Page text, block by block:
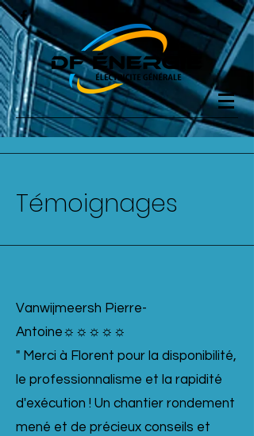
Témoignages
Vanwijmeersh Pierre-
Antoine☼☼☼☼☼
" Merci à Florent pour la disponibilité,
le professionnalisme et la rapidité
d'exécution ! Un chantier rondement
mené et de précieux conseils et